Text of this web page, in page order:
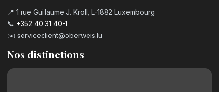
📍 1 rue Guillaume J. Kroll, L-1882 Luxembourg
📞 +352 40 31 40-1
✉️ serviceclient@oberweis.lu
Nos distinctions